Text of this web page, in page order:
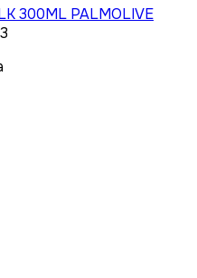
300ML PALMOLIVE